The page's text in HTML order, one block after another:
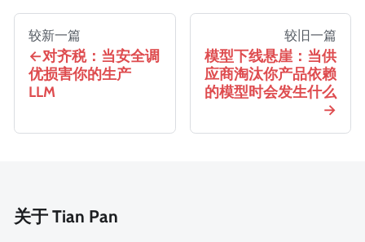
较新一篇
对齐税：当安全调
优损害你的生产
LLM
较旧一篇
模型下线悬崖：当供
应商淘汰你产品依赖
的模型时会发生什么
关于 Tian Pan